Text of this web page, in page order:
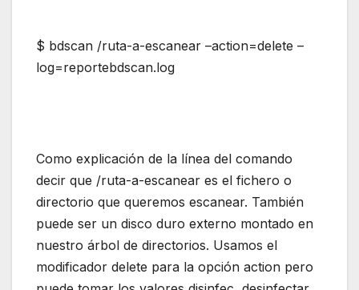
$ bdscan /ruta-a-escanear –action=delete –
log=reportebdscan.log
Como explicación de la línea del comando
decir que /ruta-a-escanear es el fichero o
directorio que queremos escanear. También
puede ser un disco duro externo montado en
nuestro árbol de directorios. Usamos el
modificador delete para la opción action pero